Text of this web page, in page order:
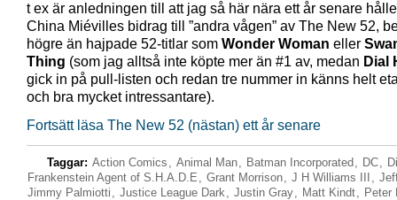
t ex är anledningen till att jag så här nära ett år senare
China Miévilles bidrag till ”andra vågen” av The New 52,
högre än hajpade 52-titlar som Wonder Woman eller
Thing (som jag alltså inte köpte mer än #1 av, medan Dial
gick in på pull-listen och redan tre nummer in känns helt
och bra mycket intressantare).
Fortsätt läsa The New 52 (nästan) ett år senare
Taggar: Action Comics , Animal Man, Batman Incorporated , DC,
Frankenstein Agent of S.H.A.D.E , Grant Morrison, J H Williams III ,
Jimmy Palmiotti , Justice League Dark, Justin Gray, Matt Kindt, Peter